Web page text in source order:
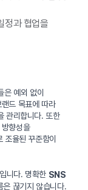
정과 협업을
예외 없이
드 목표에 따라
관리합니다. 또한
향성을
조율된 꾸준함이
니다. 명확한 SNS
은 끊기지 않습니다.